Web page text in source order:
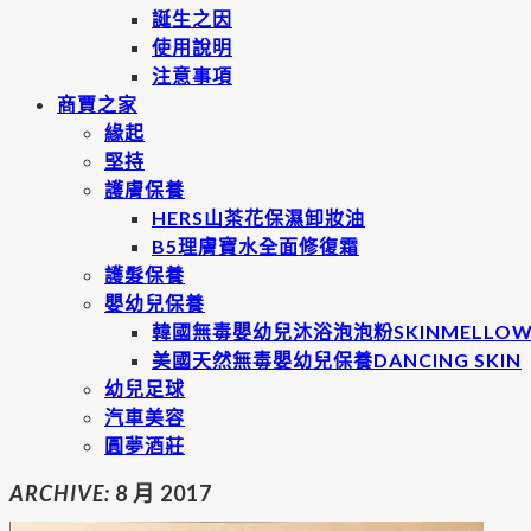
誕生之因
使用說明
注意事項
商賈之家
緣起
堅持
護膚保養
HERS山茶花保濕卸妝油
B5理膚寶水全面修復霜
護髮保養
嬰幼兒保養
韓國無毒嬰幼兒沐浴泡泡粉
美國天然無毒嬰幼兒保養DANCING SKIN
幼兒足球
汽車美容
圓夢酒莊
ARCHIVE: 8 月 2017